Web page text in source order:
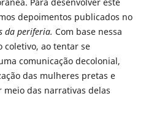
Para desenvolver este
depoimentos publicados no
da periferia. Com base nessa
coletivo, ao tentar se
comunicação decolonial,
das mulheres pretas e
meio das narrativas delas